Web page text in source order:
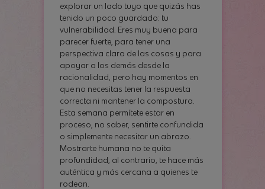
explorar un lado tuyo que quizás has
tenido un poco guardado: tu
vulnerabilidad. Eres muy buena para
parecer fuerte, para tener una
perspectiva clara de las cosas y para
apoyar a los demás desde la
racionalidad, pero hay momentos en
que no necesitas tener la respuesta
correcta ni mantener la compostura.
Esta semana permítete estar en
proceso, no saber, sentirte confundida
o simplemente necesitar un abrazo.
Mostrarte humana no te quita
profundidad, al contrario, te hace más
auténtica y más cercana a quienes te
rodean.